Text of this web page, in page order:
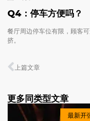
Q4：停车方便吗？
餐厅周边停车位有限，顾客
挤。
上篇文章
最新开
更多同类型文章